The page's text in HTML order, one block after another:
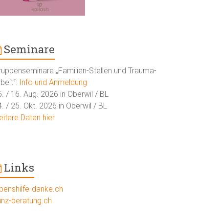
Seminare
„Familien-Stellen und Trauma-
Info und Anmeldung
/ 16. Aug. 2026 in Oberwil / BL
/ 25. Okt. 2026 in Oberwil / BL
Daten hier
Links
danke.ch
beratung.ch